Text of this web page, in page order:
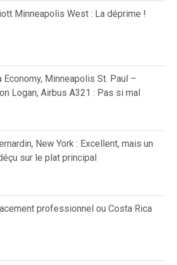
Minneapolis West : La déprime !
Economy, Minneapolis St. Paul –
Logan, Airbus A321 : Pas si mal
New York : Excellent, mais un
sur le plat principal
professionnel ou Costa Rica